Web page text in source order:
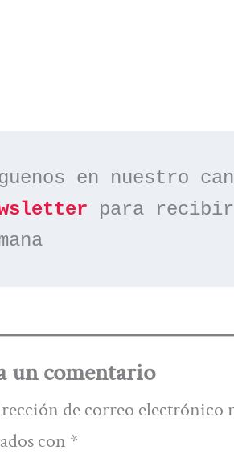
en nuestro
para
un comentario
de correo electrónico
con *